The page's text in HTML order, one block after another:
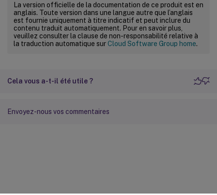
La version officielle de la documentation de ce produit est en
anglais. Toute version dans une langue autre que l’anglais
est fournie uniquement à titre indicatif et peut inclure du
contenu traduit automatiquement. Pour en savoir plus,
veuillez consulter la clause de non-responsabilité relative à
la traduction automatique surCloud Software Group home.
Cela vous a-t-il été utile ?
Envoyez-nous vos commentaires